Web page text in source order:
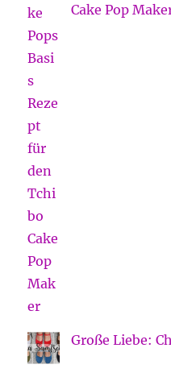
Cake Pop
Große Liebe: